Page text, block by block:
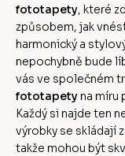
fototapety, které
způsobem, jak
harmonický a
nepochybně bude
vás ve společném
fototapetyna míru
Každý si najde ten
výrobky se skládají
takže mohou být